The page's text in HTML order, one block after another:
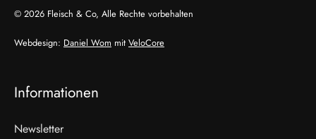
© 2026 Fleisch & Co, Alle Rechte vorbehalten
Webdesign: Daniel Wom mit VeloCore
Informationen
Newsletter